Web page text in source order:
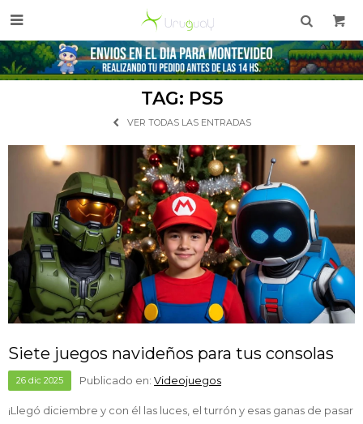

TAG: PS5
VER TODAS LAS ENTRADAS
Siete juegos navideños para tus consolas
26 dic 2025 Publicado en: Videojuegos
¡Llegó diciembre y con él las luces, el turrón y esas ganas de pasar